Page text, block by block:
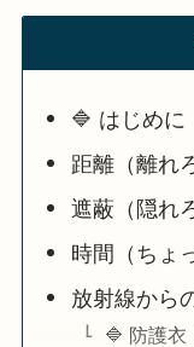
🔷 はじめに
距離（離れ
遮蔽（隠れ
時間（ちょ
放射線から
🔷 防護衣